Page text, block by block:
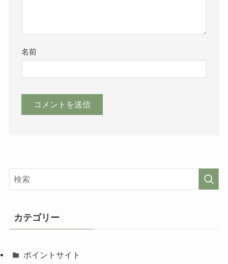
名前
カテゴリー
ポイントサイト